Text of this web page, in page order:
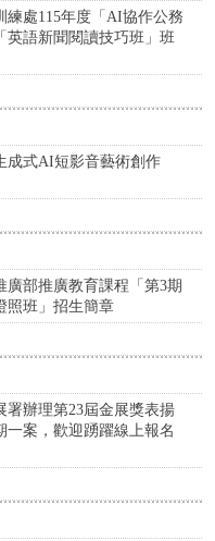
練處115年度「AI協作公務
英語新聞閱讀技巧班」班
成式AI短影音藝術創作
廣部推廣教育課程「第3期
照班」招生簡章
署辦理第23屆金展獎表揚
一案，歡迎踴躍線上報名